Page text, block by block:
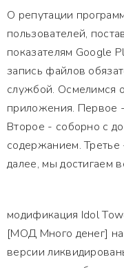
О репутации
пользователей,
показателям Google
запись файлов
службой. Осмелимся
приложения. Первое
Второе - соборно с
содержанием.
далее, мы достигаем
модификация Idol
[МОД Много денег]
версии